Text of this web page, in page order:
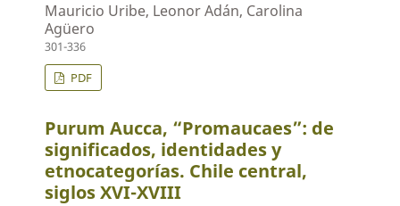
Mauricio Uribe, Leonor Adán, Carolina
Agüero
301-336
PDF
Purum Aucca, “Promaucaes”: de
significados, identidades y
etnocategorías. Chile central,
siglos XVI-XVIII